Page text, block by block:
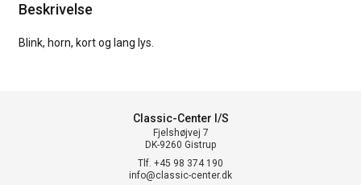
Beskrivelse
Blink, horn, kort og lang lys.
Classic-Center I/S
Fjelshøjvej 7
DK-9260 Gistrup
Tlf. +45 98 374 190
info@classic-center.dk